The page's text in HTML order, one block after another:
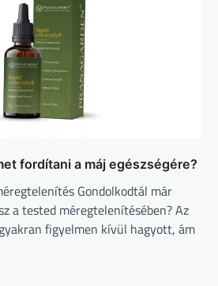
fordítani a máj egészségére?
Gondolkodtál már
a tested méregtelenítésében? Az
figyelmen kívül hagyott, ám